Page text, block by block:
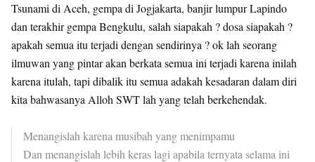
Tsunami di Aceh, gempa di Jogjakarta, banjir lumpur Lapindo
dan terakhir gempa Bengkulu, salah siapakah ? dosa siapakah ?
apakah semua itu terjadi dengan sendirinya ? ok lah seorang
ilmuwan yang pintar akan berkata semua ini terjadi karena inilah
karena itulah, tapi dibalik itu semua adakah kesadaran dalam diri
kita bahwasanya Alloh SWT lah yang telah berkehendak.
Menangislah karena musibah yang menimpamu
Dan menangislah lebih keras lagi apabila ternyata selama ini